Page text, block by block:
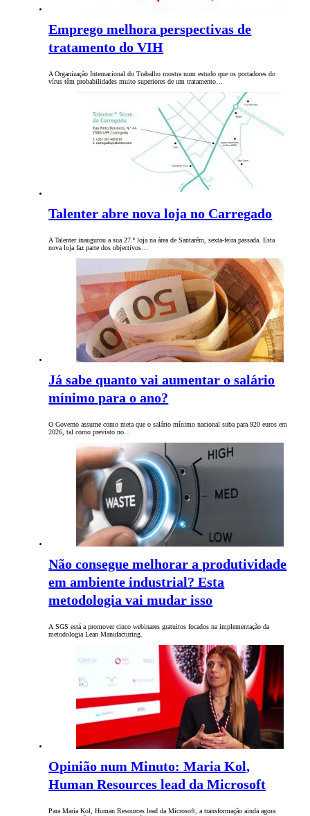
Emprego melhora perspectivas de
tratamento do VIH
A Organização Internacional do Trabalho mostra num estudo que os portadores do
vírus têm probabilidades muito superiores de um tratamento…
Talenter abre nova loja no Carregado
A Talenter inaugurou a sua 27.ª loja na área de Santarém, sexta-feira passada. Esta
nova loja faz parte dos objectivos…
Já sabe quanto vai aumentar o salário
mínimo para o ano?
O Governo assume como meta que o salário mínimo nacional suba para 920 euros em
2026, tal como previsto no…
Não consegue melhorar a produtividade
em ambiente industrial? Esta
metodologia vai mudar isso
A SGS está a promover cinco webinares gratuitos focados na implementação da
metodologia Lean Manufacturing.
Opinião num Minuto: Maria Kol,
Human Resources lead da Microsoft
Para Maria Kol, Human Resources lead da Microsoft, a transformação ainda agora